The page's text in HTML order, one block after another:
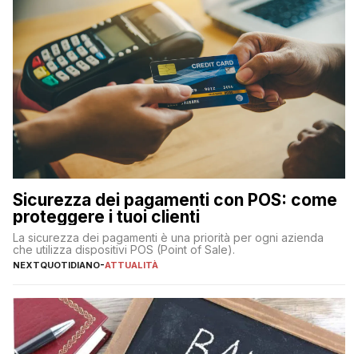
Sicurezza dei pagamenti con POS: come
proteggere i tuoi clienti
La sicurezza dei pagamenti è una priorità per ogni azienda
che utilizza dispositivi POS (Point of Sale).
NEXTQUOTIDIANO-ATTUALITÀ